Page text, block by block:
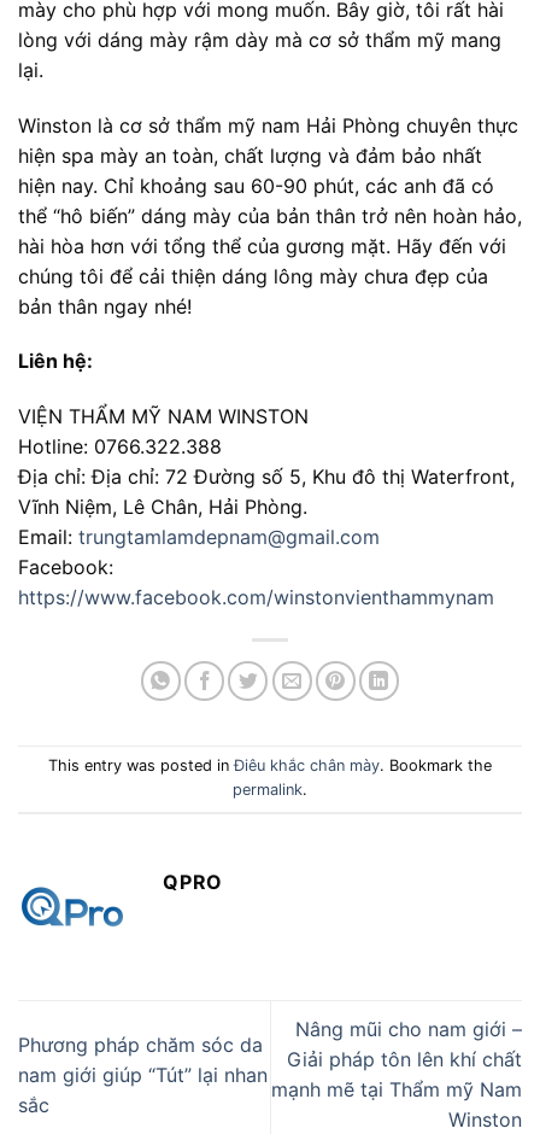
mày cho phù hợp với mong muốn. Bây giờ, tôi rất hài
lòng với dáng mày rậm dày mà cơ sở thẩm mỹ mang
lại.
Winston là cơ sở thẩm mỹ nam Hải Phòng chuyên thực
hiện spa mày an toàn, chất lượng và đảm bảo nhất
hiện nay. Chỉ khoảng sau 60-90 phút, các anh đã có
thể “hô biến” dáng mày của bản thân trở nên hoàn hảo,
hài hòa hơn với tổng thể của gương mặt. Hãy đến với
chúng tôi để cải thiện dáng lông mày chưa đẹp của
bản thân ngay nhé!
Liên hệ:
VIỆN THẨM MỸ NAM WINSTON
Hotline: 0766.322.388
Địa chỉ: Địa chỉ: 72 Đường số 5, Khu đô thị Waterfront,
Vĩnh Niệm, Lê Chân, Hải Phòng.
Email: trungtamlamdepnam@gmail.com
Facebook:
https://www.facebook.com/winstonvienthammynam
This entry was posted inĐiêu khắc chân mày. Bookmark the
permalink.
QPRO
Phương pháp chăm sóc da
nam giới giúp “Tút” lại nhan
sắc
Nâng mũi cho nam giới –
Giải pháp tôn lên khí chất
mạnh mẽ tại Thẩm mỹ Nam
Winston